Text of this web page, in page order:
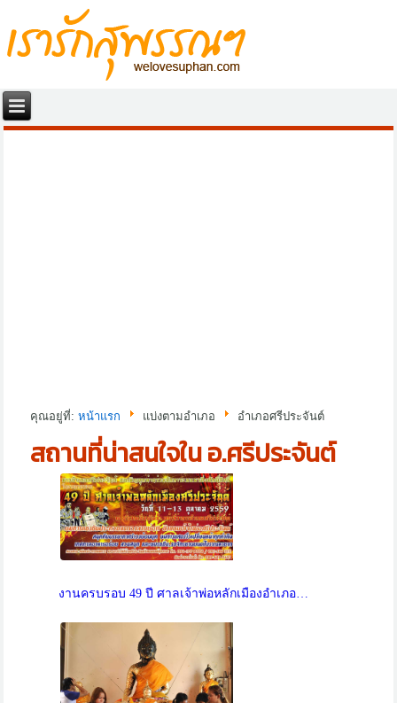
คุณอยู่ที่:หน้าแรก แบ่งตามอำเภอ อำเภอศรีประจันต์
สถานที่น่าสนใจใน อ.ศรีประจันต์
งานครบรอบ 49 ปี ศาลเจ้าพ่อหลักเมืองอำเภอ…